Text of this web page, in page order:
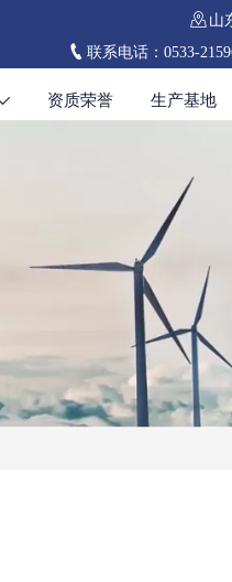
山
联系电话：0533-
资质荣誉 生产基地